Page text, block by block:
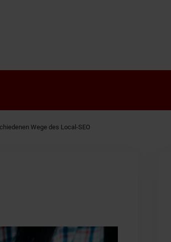
Wege des Local-SEO